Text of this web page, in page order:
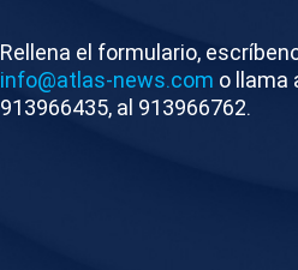
Rellena el formulario,
info@atlas-news.com o llama
913966435, al 913966762.
1. RECURSOS
2. TOTALES
3. TOTALES